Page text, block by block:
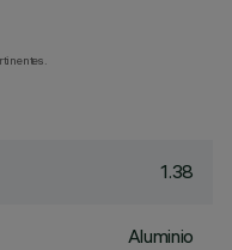
1.38
Aluminio